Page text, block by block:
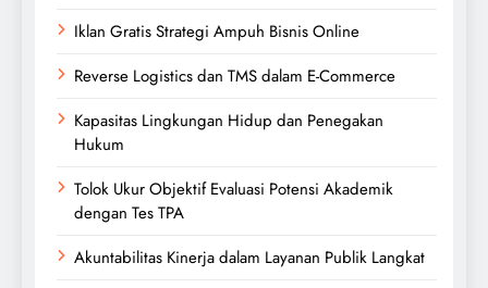
Iklan Gratis Strategi Ampuh Bisnis Online
Reverse Logistics dan TMS dalam E-Commerce
Kapasitas Lingkungan Hidup dan Penegakan
Hukum
Tolok Ukur Objektif Evaluasi Potensi Akademik
dengan Tes TPA
Akuntabilitas Kinerja dalam Layanan Publik Langkat